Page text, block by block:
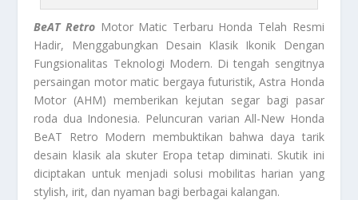
BeAT Retro Motor Matic Terbaru Honda Telah Resmi
Hadir, Menggabungkan Desain Klasik Ikonik Dengan
Fungsionalitas Teknologi Modern. Di tengah sengitnya
persaingan motor matic bergaya futuristik, Astra Honda
Motor (AHM) memberikan kejutan segar bagi pasar
roda dua Indonesia. Peluncuran varian All-New Honda
BeAT Retro Modern membuktikan bahwa daya tarik
desain klasik ala skuter Eropa tetap diminati. Skutik ini
diciptakan untuk menjadi solusi mobilitas harian yang
stylish, irit, dan nyaman bagi berbagai kalangan.